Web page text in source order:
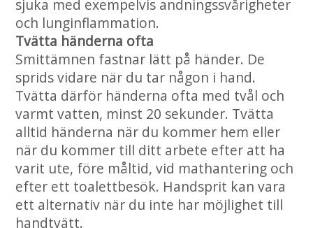
sjuka med exempelvis andningssvårigheter
och lunginflammation.
Tvätta händerna ofta
Smittämnen fastnar lätt på händer. De
sprids vidare när du tar någon i hand.
Tvätta därför händerna ofta med tvål och
varmt vatten, minst 20 sekunder. Tvätta
alltid händerna när du kommer hem eller
när du kommer till ditt arbete efter att ha
varit ute, före måltid, vid mathantering och
efter ett toalettbesök. Handsprit kan vara
ett alternativ när du inte har möjlighet till
handtvätt.